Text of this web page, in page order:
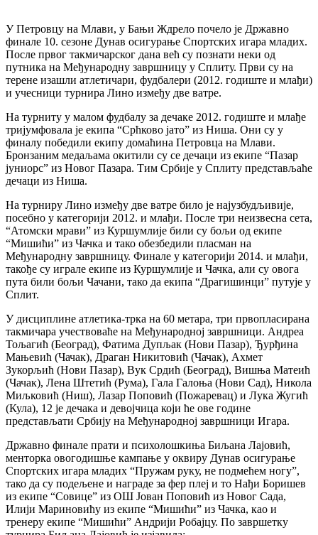
У Петровцу на Млави, у Бањи Ждрело почело је Државно
финале 10. сезоне Дунав осигурање Спортских игара младих.
После првог такмичарског дана већ су познати неки од
путника на Међународну завршницу у Сплиту. Први су на
терене изашли атлетичари, фудбалери (2012. годиште и млађи)
и учесници турнира Лино између две ватре.
На турниту у малом фудбалу за дечаке 2012. годиште и млађе
тријумфовала је екипа “Срћково јато” из Ниша. Они су у
финалу победили екипу домаћина Петровца на Млави.
Бронзаним медаљама окитили су се дечаци из екипе “Пазар
јуниорс” из Новог Пазара. Тим Србије у Сплиту представљаће
дечаци из Ниша.
На турниру Лино између две ватре било је најузбудљивије,
посебно у категорији 2012. и млађи. После три неизвесна сета,
“Атомски мрави” из Куршумлије били су бољи од екипе
“Мишићи” из Чачка и тако обезбедили пласман на
Међународну завршницу. Финале у категорији 2014. и млађи,
такође су играле екипе из Куршумлије и Чачка, али су овога
пута били бољи Чачани, тако да екипа “Драгишинци” путује у
Сплит.
У дисциплине атлетика-трка на 60 метара, три првопласирана
такмичара учествоваће на Међународној завршници. Андреа
Тољагић (Београд), Фатима Дупљак (Нови Пазар), Ђурђина
Мањевић (Чачак), Драган Никитовић (Чачак), Ахмет
Зукорљић (Нови Пазар), Вук Срдић (Београд), Вишња Матеић
(Чачак), Лена Штетић (Рума), Гала Галоња (Нови Сад), Никола
Миљковић (Ниш), Лазар Поповић (Пожаревац) и Лука Жугић
(Кула), 12 је дечака и девојчица који ће ове године
представљати Србију на Међународној завршници Игара.
Државно финале прати и психолошкиња Биљана Лајовић,
менторка овогодишње кампање у оквиру Дунав осигурање
Спортских игара младих “Пружам руку, не подмећем ногу”,
тако да су подељене и награде за фер плеј и то Нађи Боришев
из екипе “Совице” из ОШ Јован Поповић из Новог Сада,
Илији Мариновићу из екипе “Мишићи” из Чачка, као и
тренеру екипе “Мишићи” Андрији Робајцу. По завршетку